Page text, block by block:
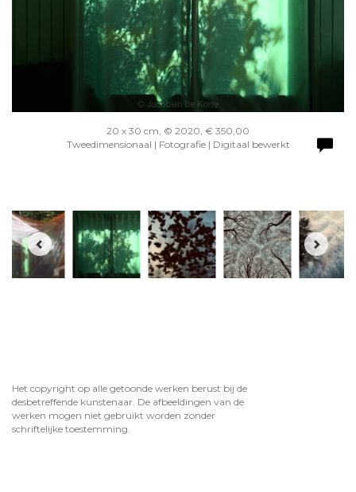
20 x 30 cm, © 2020, € 350,00
Tweedimensionaal | Fotografie | Digitaal bewerkt
Het copyright op alle getoonde werken berust bij de
desbetreffende kunstenaar. De afbeeldingen van de
werken mogen niet gebruikt worden zonder
schriftelijke toestemming.